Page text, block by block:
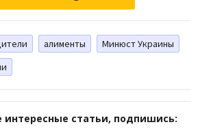
алименты
Минюст Украины
интересные статьи, подпишись: